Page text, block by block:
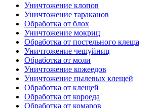
Уничтожение клопов
Уничтожение тараканов
Обработка от блох
Уничтожение мокриц
Обработка от постельного клеща
Уничтожение чешуйниц
Обработка от моли
Уничтожение кожеедов
Уничтожение пылевых клещей
Обработка от клещей
Обработка от короеда
Обработка от комаров